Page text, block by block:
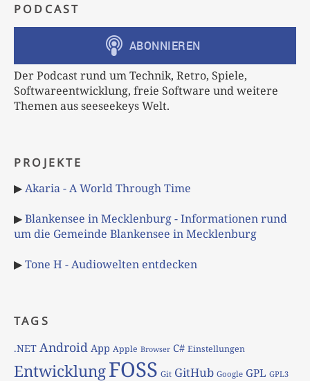
PODCAST
Der Podcast rund um Technik, Retro, Spiele,
Softwareentwicklung, freie Software und weitere
Themen aus seeseekeys Welt.
PROJEKTE
▶Akaria - A World Through Time
▶Blankensee in Mecklenburg - Informationen rund
um die Gemeinde Blankensee in Mecklenburg
▶Tone H - Audiowelten entdecken
TAGS
.NET Android App Apple Browser C# Einstellungen
EntwicklungFOSS Git GitHub Google GPL GPL3